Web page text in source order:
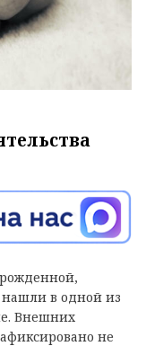
нашли в одной из
Внешних
не